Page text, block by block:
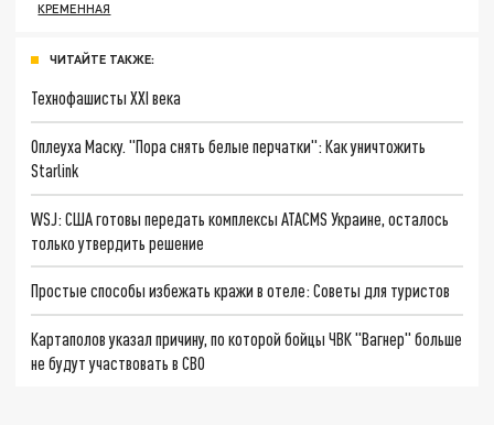
КРЕМЕННАЯ
ЧИТАЙТЕ ТАКЖЕ:
Технофашисты XXI века
Оплеуха Маску. "Пора снять белые перчатки": Как уничтожить
Starlink
WSJ: США готовы передать комплексы ATACMS Украине, осталось
только утвердить решение
Простые способы избежать кражи в отеле: Советы для туристов
Картаполов указал причину, по которой бойцы ЧВК "Вагнер" больше
не будут участвовать в СВО